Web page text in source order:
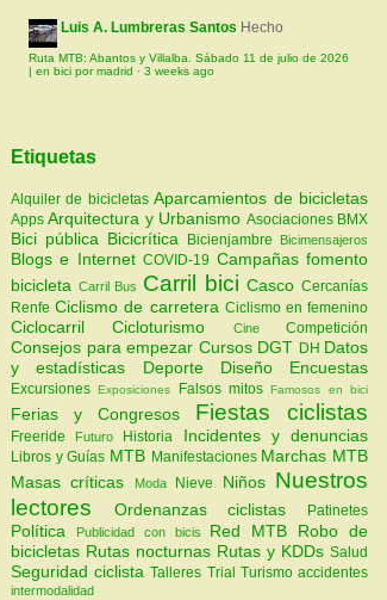
Luis A. Lumbreras Santos Hecho
Ruta MTB: Abantos y Villalba. Sábado 11 de julio de 2026
| en bici por madrid · 3 weeks ago
Etiquetas
Alquiler de bicicletasAparcamientos de bicicletas
AppsArquitectura y Urbanismo Asociaciones BMX
Bici pública Bicicrítica Bicienjambre Bicimensajeros
Blogs e InternetCOVID-19 Campañas fomento
bicicleta Carril Bus Carril biciCascoCercanías
RenfeCiclismo de carretera Ciclismo en femenino
CiclocarrilCicloturismo CineCompetición
Consejos para empezar Cursos DGT DH Datos
y estadísticas Deporte Diseño Encuestas
ExcursionesExposiciones Falsos mitosFamosos en bici
Ferias y Congresos Fiestas ciclistas
Freeride Futuro Historia Incidentes y denuncias
Libros y Guías MTB Manifestaciones Marchas MTB
Masas críticas
Moda Nieve Niños Nuestros
lectores
Ordenanzas ciclistas Patinetes
Política Publicidad con bicis Red MTB Robo de
bicicletas Rutas nocturnas Rutas y KDDs Salud
Seguridad ciclistaTalleres Trial Turismoaccidentes
intermodalidad